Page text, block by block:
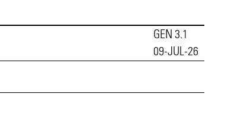
GEN 3.1
09-JUL-26